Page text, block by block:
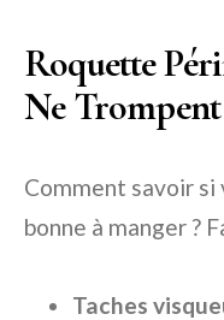
Roquette
Ne Trompent
Comment savoir
bonne à manger ?
Taches